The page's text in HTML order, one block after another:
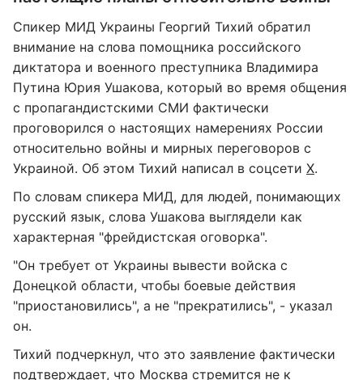
Спикер МИД Украины Георгий Тихий обратил
внимание на слова помощника российского
диктатора и военного преступника Владимира
Путина Юрия Ушакова, который во время общения
с пропагандистскими СМИ фактически
проговорился о настоящих намерениях России
относительно войны и мирных переговоров с
Украиной. Об этом Тихий написал в соцсети X.
По словам спикера МИД, для людей, понимающих
русский язык, слова Ушакова выглядели как
характерная "фрейдистская оговорка".
"Он требует от Украины вывести войска с
Донецкой области, чтобы боевые действия
"приостановились", а не "прекратились", - указал
он.
Тихий подчеркнул, что это заявление фактически
подтверждает, что Москва стремится не к